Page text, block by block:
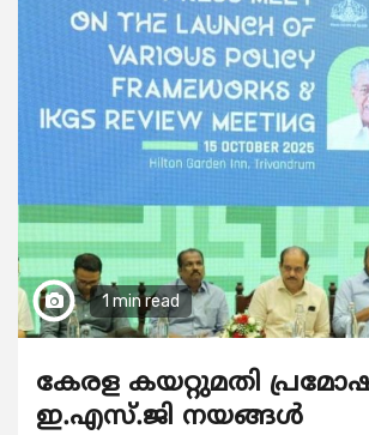
1 min read
കേരള കയറ്റുമതി
ഇ.എസ്.ജി നയങ്ങൾ